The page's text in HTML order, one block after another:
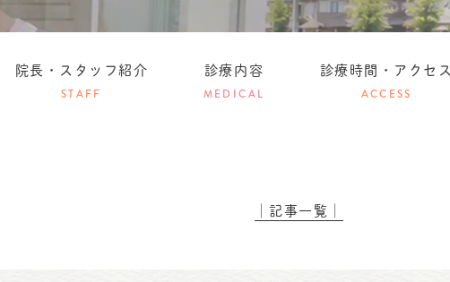
院長・スタッフ紹介
STAFF
診療内容
MEDICAL
診療時間・アクセス
ACCESS
│記事一覧│